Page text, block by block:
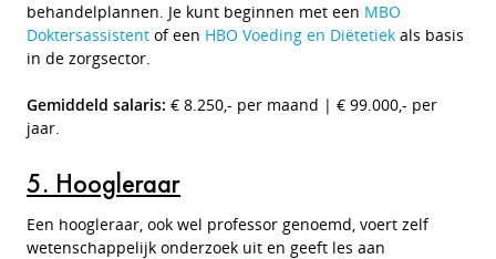
behandelplannen. Je kunt beginnen met een MBO
Doktersassistent of een HBO Voeding en Diëtetiek als basis
in de zorgsector.
Gemiddeld salaris: € 8.250,- per maand | € 99.000,- per
jaar.
5. Hoogleraar
Een hoogleraar, ook wel professor genoemd, voert zelf
wetenschappelijk onderzoek uit en geeft les aan